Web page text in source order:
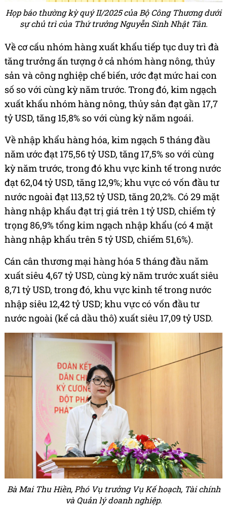
Họp báo thường kỳ quý II/2025 của Bộ Công Thương dưới
sự chủ trì của Thứ trưởng Nguyễn Sinh Nhật Tân.
Về cơ cấu nhóm hàng xuất khẩu tiếp tục duy trì đà
tăng trưởng ấn tượng ở cả nhóm hàng nông, thủy
sản và công nghiệp chế biến, ước đạt mức hai con
số so với cùng kỳ năm trước. Trong đó, kim ngạch
xuất khẩu nhóm hàng nông, thủy sản đạt gần 17,7
tỷ USD, tăng 15,8% so với cùng kỳ năm ngoái.
Về nhập khẩu hàng hóa, kim ngạch 5 tháng đầu
năm ước đạt 175,56 tỷ USD, tăng 17,5% so với cùng
kỳ năm trước, trong đó khu vực kinh tế trong nước
đạt 62,04 tỷ USD, tăng 12,9%; khu vực có vốn đầu tư
nước ngoài đạt 113,52 tỷ USD, tăng 20,2%. Có 29 mặt
hàng nhập khẩu đạt trị giá trên 1 tỷ USD, chiếm tỷ
trọng 86,9% tổng kim ngạch nhập khẩu (có 4 mặt
hàng nhập khẩu trên 5 tỷ USD, chiếm 51,6%).
Cán cân thương mại hàng hóa 5 tháng đầu năm
xuất siêu 4,67 tỷ USD, cùng kỳ năm trước xuất siêu
8,71 tỷ USD, trong đó, khu vực kinh tế trong nước
nhập siêu 12,42 tỷ USD; khu vực có vốn đầu tư
nước ngoài (kể cả dầu thô) xuất siêu 17,09 tỷ USD.
Bà Mai Thu Hiền, Phó Vụ trưởng Vụ Kế hoạch, Tài chính
và Quản lý doanh nghiệp.